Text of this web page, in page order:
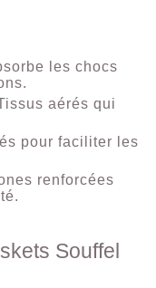
les chocs
aérés qui
pour faciliter les
renforcées
Souffel